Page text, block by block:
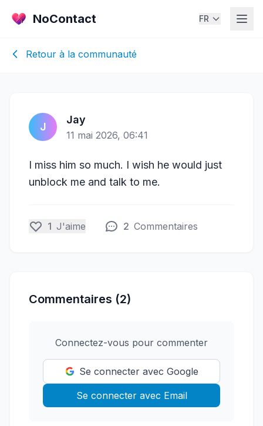
NoContact FR
Retour à la communauté
J
Jay
11 mai 2026, 06:41
I miss him so much. I wish he would just
unblock me and talk to me.
1 J'aime 2 Commentaires
Commentaires (2)
Connectez-vous pour commenter
Se connecter avec Google
Se connecter avec Email